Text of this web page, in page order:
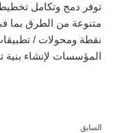
توفر دمج وتكامل
متنوعة من الطرق بما
نقطة ومحولات /
المؤسسات لإنشاء
السابق